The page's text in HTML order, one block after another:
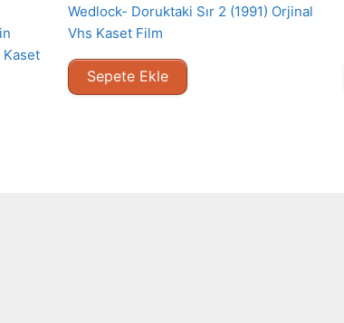
Kaset
Wedlock- Doruktaki Sır 2 (1991) Orjinal
Vhs Kaset Film
Sepete Ekle